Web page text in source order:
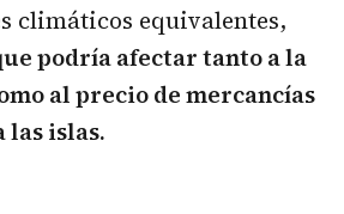
climáticos equivalentes,
podría afectar tanto a la
al precio de mercancías
las islas.